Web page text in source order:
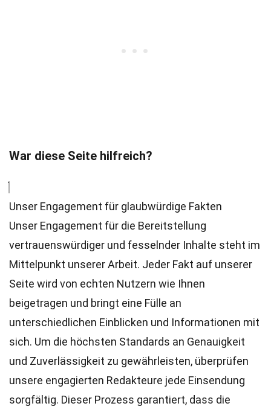
War diese Seite hilfreich?
Unser Engagement für glaubwürdige Fakten
Unser Engagement für die Bereitstellung
vertrauenswürdiger und fesselnder Inhalte steht im
Mittelpunkt unserer Arbeit. Jeder Fakt auf unserer
Seite wird von echten Nutzern wie Ihnen
beigetragen und bringt eine Fülle an
unterschiedlichen Einblicken und Informationen mit
sich. Um die höchsten Standards an Genauigkeit
und Zuverlässigkeit zu gewährleisten, überprüfen
unsere engagierten Redakteure jede Einsendung
sorgfältig. Dieser Prozess garantiert, dass die